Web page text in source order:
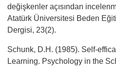
değişkenler açısından
Atatürk Üniversitesi Beden
Dergisi, 23(2).
Schunk, D.H. (1985). Self-
Learning. Psychology in the